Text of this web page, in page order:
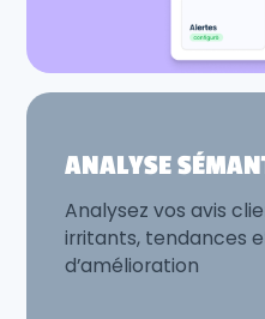
ANALYSE
Analysez vos avis
irritants, tendances
d’amélioration